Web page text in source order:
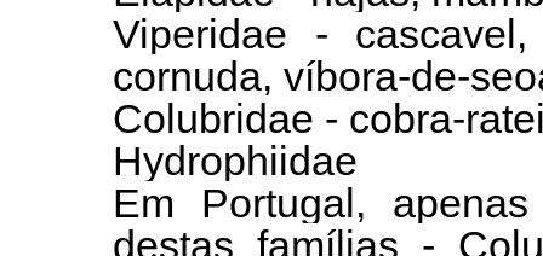
Viperidae -
cornuda, víbora-de-
Colubridae - cobra-
Hydrophiidae
Em Portugal,
destas famílias -